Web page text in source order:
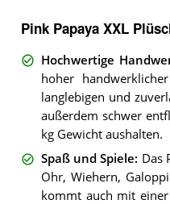
Pink Papaya XXL
Hochwertige
hoher
langlebigen und
außerdem schwer
kg Gewicht aushalten.
Spaß und Spiele: Das
Ohr, Wiehern,
kommt auch mit